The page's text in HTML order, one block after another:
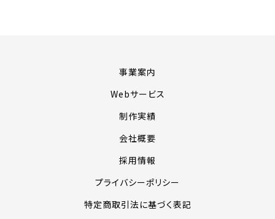
事業案内
Webサービス
制作実績
会社概要
採用情報
プライバシーポリシー
特定商取引法に基づく表記